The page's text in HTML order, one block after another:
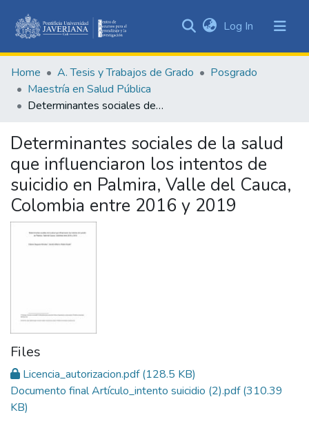
&
Collections
All of DSpace
Statistics
Log In (current)
Home A. Tesis y Trabajos de Grado
Posgrado
Maestría en Salud Pública
Determinantes sociales de la salud que influenciaron los intentos de suicidio en Palmira, Valle del Cauca, Colombia entre 2016 y 2019
Determinantes sociales de la salud
que influenciaron los intentos de
suicidio en Palmira, Valle del Cauca,
Colombia entre 2016 y 2019
Files
Licencia_autorizacion.pdf(128.5 KB)
Documento final Artículo_intento suicidio (2).pdf(310.39
KB)